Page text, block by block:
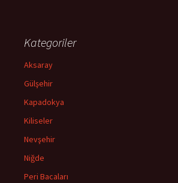
Kategoriler
Aksaray
Gülşehir
Kapadokya
Kiliseler
Nevşehir
Niğde
Peri Bacaları